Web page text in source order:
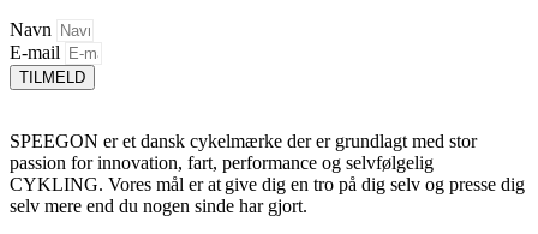
Navn
E-mail
TILMELD
SPEEGON er et dansk cykelmærke der er grundlagt med stor
passion for innovation, fart, performance og selvfølgelig
CYKLING. Vores mål er at give dig en tro på dig selv og presse dig
selv mere end du nogen sinde har gjort.